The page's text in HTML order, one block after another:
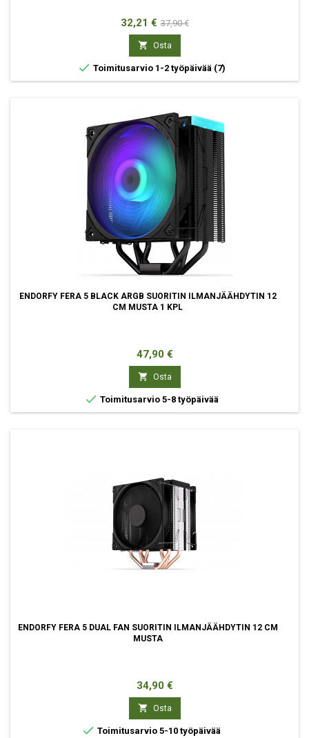
Hinta
32,21 € Normaali
hinta
37,90 €
 Osta
 Toimitusarvio 1-2 työpäivää (7)
ENDORFY FERA 5 BLACK ARGB SUORITIN ILMANJÄÄHDYTIN 12
CM MUSTA 1 KPL
Hinta
47,90 €
 Osta
 Toimitusarvio 5-8 työpäivää
ENDORFY FERA 5 DUAL FAN SUORITIN ILMANJÄÄHDYTIN 12 CM
MUSTA
Hinta
34,90 €
 Osta
 Toimitusarvio 5-10 työpäivää